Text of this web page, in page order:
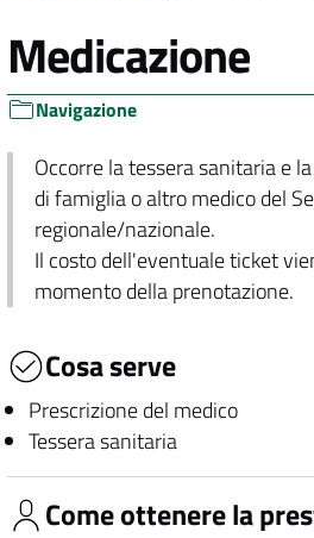
Medicazione
Navigazione
Occorre la tessera sanitaria e
di famiglia o altro medico del
regionale/nazionale.
Il costo dell'eventuale ticket
momento della prenotazione.
Cosa serve
Prescrizione del medico
Tessera sanitaria
Come ottenere la